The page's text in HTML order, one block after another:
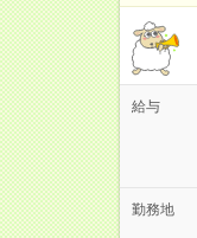
給与
勤務地